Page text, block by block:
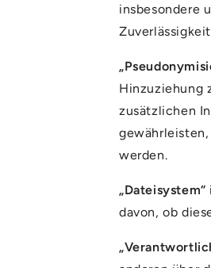
insbesondere
Hinzuziehung
zusätzlichen
werden.
„Dateisystem“
davon, ob